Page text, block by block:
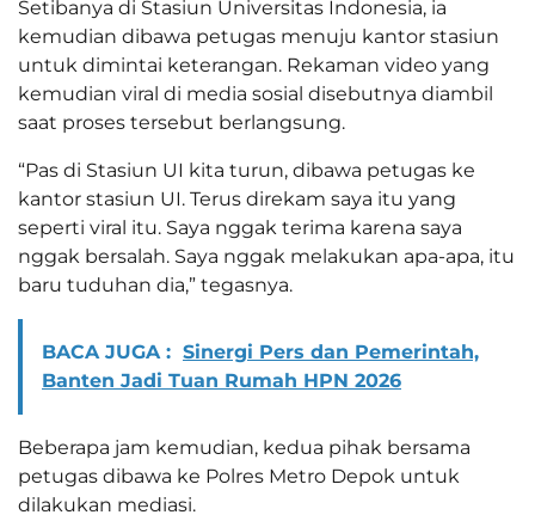
Setibanya di Stasiun Universitas Indonesia, ia
kemudian dibawa petugas menuju kantor stasiun
untuk dimintai keterangan. Rekaman video yang
kemudian viral di media sosial disebutnya diambil
saat proses tersebut berlangsung.
“Pas di Stasiun UI kita turun, dibawa petugas ke
kantor stasiun UI. Terus direkam saya itu yang
seperti viral itu. Saya nggak terima karena saya
nggak bersalah. Saya nggak melakukan apa-apa, itu
baru tuduhan dia,” tegasnya.
BACA JUGA : Sinergi Pers dan Pemerintah,
Banten Jadi Tuan Rumah HPN 2026
Beberapa jam kemudian, kedua pihak bersama
petugas dibawa ke Polres Metro Depok untuk
dilakukan mediasi.